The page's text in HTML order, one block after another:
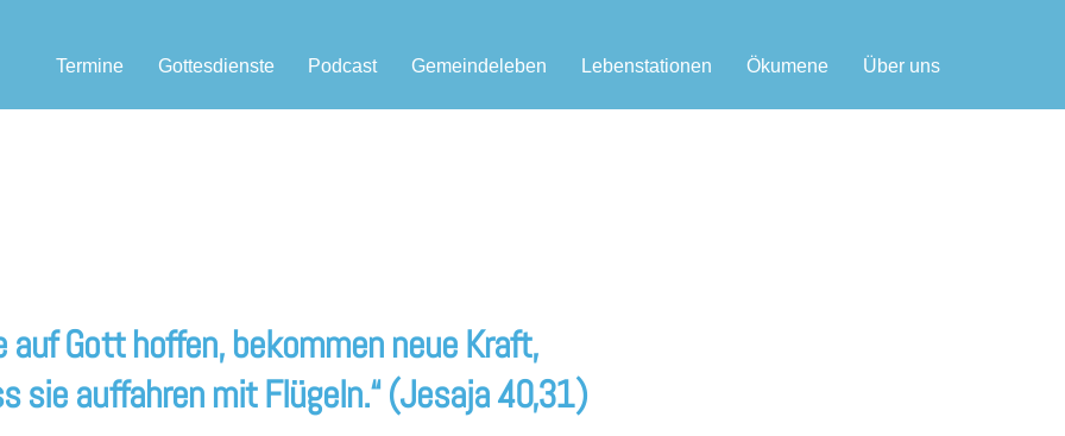
Termine Gottesdienste Podcast Gemeindeleben Lebenstationen Ökumene Über uns
auf Gott hoffen, bekommen neue Kraft,
sie auffahren mit Flügeln.“ (Jesaja 40,31)